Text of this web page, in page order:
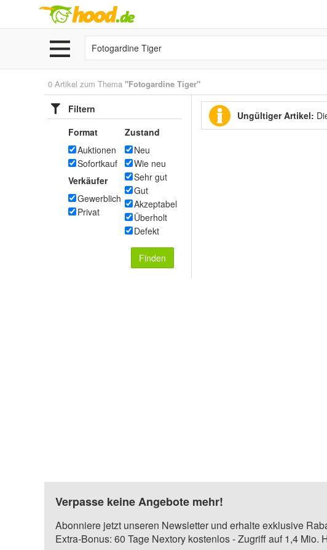
0 Artikel zum Thema "Fotogardine Tiger"
Filtern
Format
Auktionen
Sofortkauf
Verkäufer
Gewerblich
Privat
Zustand
Neu
Wie neu
Sehr gut
Gut
Akzeptabel
Überholt
Defekt
Finden
Ungültiger Artikel:
Verpasse keine Angebote mehr!
Abonniere jetzt unseren Newsletter und erhalte exklusive
Extra-Bonus: 60 Tage Nextory kostenlos - Zugriff auf 1,4 Mio.